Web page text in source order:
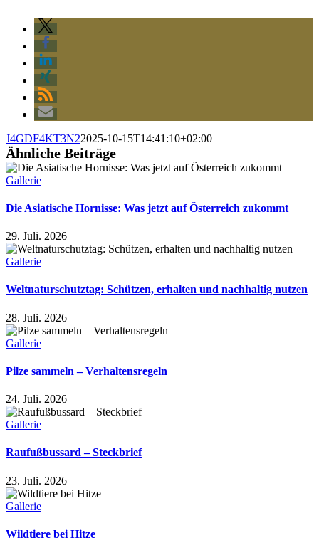
J4GDF4KT3N22025-10-15T14:41:10+02:00
Ähnliche Beiträge
Gallerie
Die Asiatische Hornisse: Was jetzt auf Österreich zukommt
29. Juli. 2026
Gallerie
Weltnaturschutztag: Schützen, erhalten und nachhaltig nutzen
28. Juli. 2026
Gallerie
Pilze sammeln – Verhaltensregeln
24. Juli. 2026
Gallerie
Raufußbussard – Steckbrief
23. Juli. 2026
Gallerie
Wildtiere bei Hitze